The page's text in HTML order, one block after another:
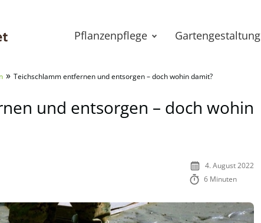
Pflanzenpflege Gartengestaltung
» Teichschlamm entfernen und entsorgen – doch wohin damit?
und entsorgen – doch wohin
4. August 2022
6 Minuten